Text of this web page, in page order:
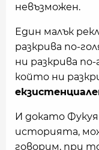
невъзможен.
Един малък
разкрива по-
ни разкрива
който ни
И докато
историята,
говорим, при